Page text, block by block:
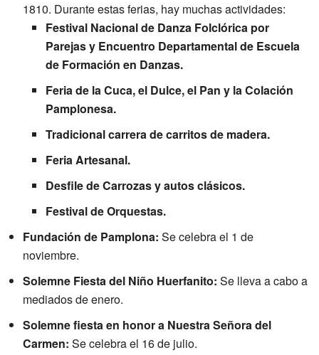
1810. Durante estas ferias, hay muchas actividades:
Festival Nacional de Danza Folclórica por
Parejas y Encuentro Departamental de Escuela
de Formación en Danzas.
Feria de la Cuca, el Dulce, el Pan y la Colación
Pamplonesa.
Tradicional carrera de carritos de madera.
Feria Artesanal.
Desfile de Carrozas y autos clásicos.
Festival de Orquestas.
Fundación de Pamplona: Se celebra el 1 de
noviembre.
Solemne Fiesta del Niño Huerfanito: Se lleva a cabo a
mediados de enero.
Solemne fiesta en honor a Nuestra Señora del
Carmen: Se celebra el 16 de julio.